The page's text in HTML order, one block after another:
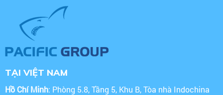
TẠI VIỆT NAM
Hồ Chí Minh: Phòng 5.8, Tầng 5, Khu B, Tòa nhà Indochina